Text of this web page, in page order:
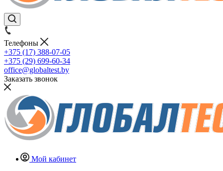
Телефоны
+375 (17) 388-07-05
+375 (29) 699-60-34
office@globaltest.by
Заказать звонок
Мой кабинет